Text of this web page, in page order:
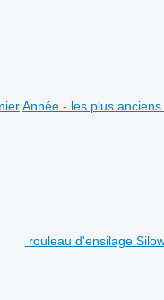
Année - les plus
rouleau d'ensilage